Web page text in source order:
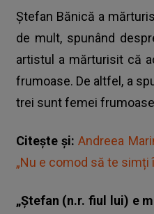
Ștefan Bănică a
de mult, spunând
artistul a mărturisit că
frumoase. De altfel, a
trei sunt femei
Citește și:Andreea
„Nu e comod să te
„Ștefan (n.r. fiul lui) e